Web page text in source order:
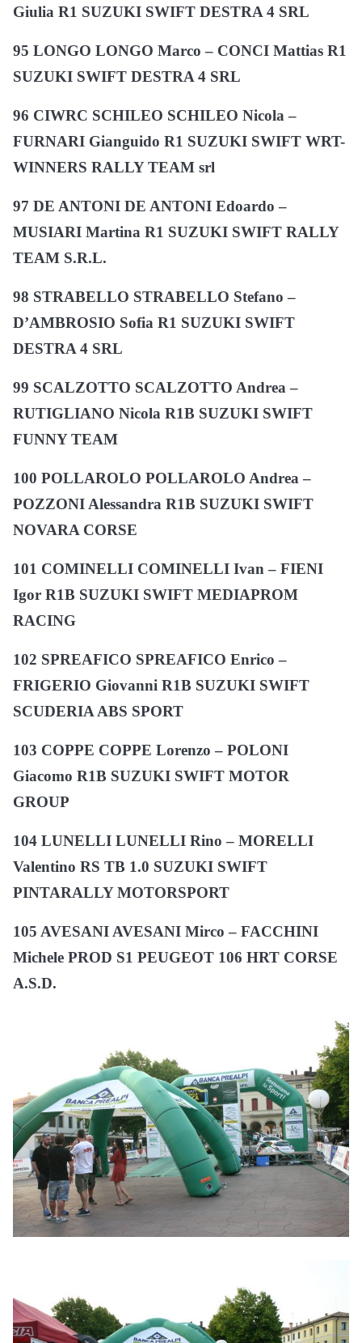
Giulia R1 SUZUKI SWIFT DESTRA 4 SRL
95 LONGO LONGO Marco – CONCI Mattias R1
SUZUKI SWIFT DESTRA 4 SRL
96 CIWRC SCHILEO SCHILEO Nicola –
FURNARI Gianguido R1 SUZUKI SWIFT WRT-
WINNERS RALLY TEAM srl
97 DE ANTONI DE ANTONI Edoardo –
MUSIARI Martina R1 SUZUKI SWIFT RALLY
TEAM S.R.L.
98 STRABELLO STRABELLO Stefano –
D’AMBROSIO Sofia R1 SUZUKI SWIFT
DESTRA 4 SRL
99 SCALZOTTO SCALZOTTO Andrea –
RUTIGLIANO Nicola R1B SUZUKI SWIFT
FUNNY TEAM
100 POLLAROLO POLLAROLO Andrea –
POZZONI Alessandra R1B SUZUKI SWIFT
NOVARA CORSE
101 COMINELLI COMINELLI Ivan – FIENI
Igor R1B SUZUKI SWIFT MEDIAPROM
RACING
102 SPREAFICO SPREAFICO Enrico –
FRIGERIO Giovanni R1B SUZUKI SWIFT
SCUDERIA ABS SPORT
103 COPPE COPPE Lorenzo – POLONI
Giacomo R1B SUZUKI SWIFT MOTOR
GROUP
104 LUNELLI LUNELLI Rino – MORELLI
Valentino RS TB 1.0 SUZUKI SWIFT
PINTARALLY MOTORSPORT
105 AVESANI AVESANI Mirco – FACCHINI
Michele PROD S1 PEUGEOT 106 HRT CORSE
A.S.D.